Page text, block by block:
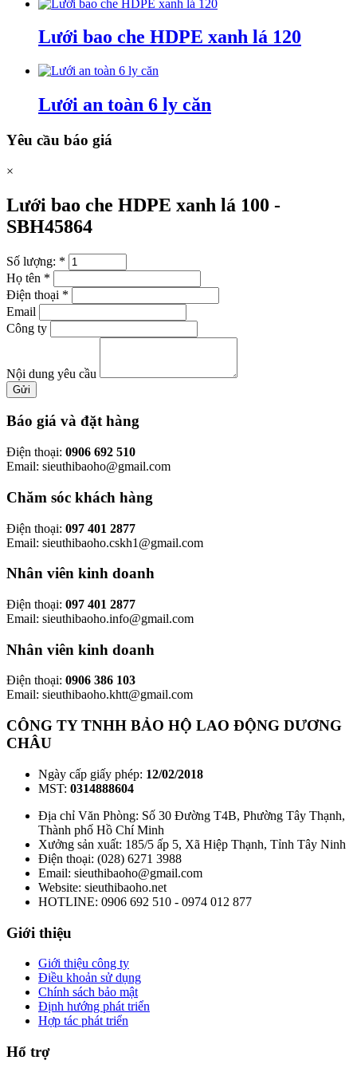
Lưới bao che HDPE xanh lá 120
Lưới an toàn 6 ly căn
Yêu cầu báo giá
×
Lưới bao che HDPE xanh lá 100 -
SBH45864
Số lượng: *
Họ tên *
Điện thoại *
Email
Công ty
Nội dung yêu cầu
Gửi
Báo giá và đặt hàng
Điện thoại: 0906 692 510
Email: sieuthibaoho@gmail.com
Chăm sóc khách hàng
Điện thoại: 097 401 2877
Email: sieuthibaoho.cskh1@gmail.com
Nhân viên kinh doanh
Điện thoại: 097 401 2877
Email: sieuthibaoho.info@gmail.com
Nhân viên kinh doanh
Điện thoại: 0906 386 103
Email: sieuthibaoho.khtt@gmail.com
CÔNG TY TNHH BẢO HỘ LAO ĐỘNG DƯƠNG
CHÂU
Ngày cấp giấy phép: 12/02/2018
MST: 0314888604
Địa chỉ Văn Phòng: Số 30 Đường T4B, Phường Tây Thạnh,
Thành phố Hồ Chí Minh
Xưởng sản xuất: 185/5 ấp 5, Xã Hiệp Thạnh, Tỉnh Tây Ninh
Điện thoại: (028) 6271 3988
Email: sieuthibaoho@gmail.com
Website: sieuthibaoho.net
HOTLINE: 0906 692 510 - 0974 012 877
Giới thiệu
Giới thiệu công ty
Điều khoản sử dụng
Chính sách bảo mật
Định hướng phát triển
Hợp tác phát triển
Hổ trợ